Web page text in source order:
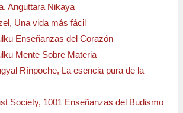
Anguttara Nikaya
Una vida más fácil
Enseñanzas del Corazón
Mente Sobre Materia
Rínpoche, La esencia pura de la
Society, 1001 Enseñanzas del Budismo